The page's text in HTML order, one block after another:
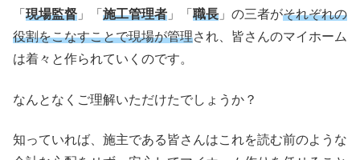
「 現場監督 」「 施工管理者 」「 職長 」の三者がそれぞれの
役割をこなすことで現場が管理され、皆さんのマイホーム
は着々と作られていくのです。
なんとなくご理解いただけたでしょうか？
知っていれば、施主である皆さんはこれを読む前のような